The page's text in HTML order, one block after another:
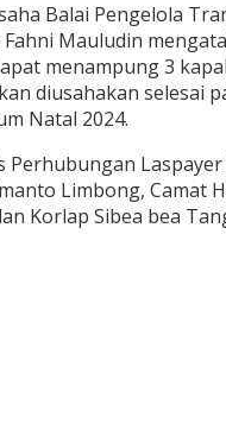
Balai Pengelola
Mauludin
menampung 3
diusahakan selesai
Natal 2024.
Perhubungan Laspayer
Limbong, Camat
Korlap Sibea bea